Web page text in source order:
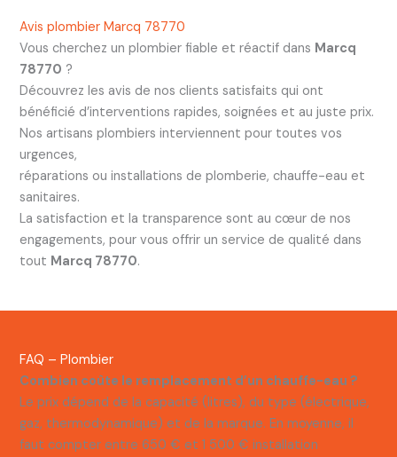
Avis plombier Marcq 78770
Vous cherchez un plombier fiable et réactif dans Marcq
78770 ?
Découvrez les avis de nos clients satisfaits qui ont
bénéficié d’interventions rapides, soignées et au juste prix.
Nos artisans plombiers interviennent pour toutes vos
urgences,
réparations ou installations de plomberie, chauffe-eau et
sanitaires.
La satisfaction et la transparence sont au cœur de nos
engagements, pour vous offrir un service de qualité dans
tout Marcq 78770.
FAQ – Plombier
Combien coûte le remplacement d’un chauffe-eau ?
Le prix dépend de la capacité (litres), du type (électrique,
gaz, thermodynamique) et de la marque. En moyenne, il
faut compter entre 650 € et 1 500 € installation